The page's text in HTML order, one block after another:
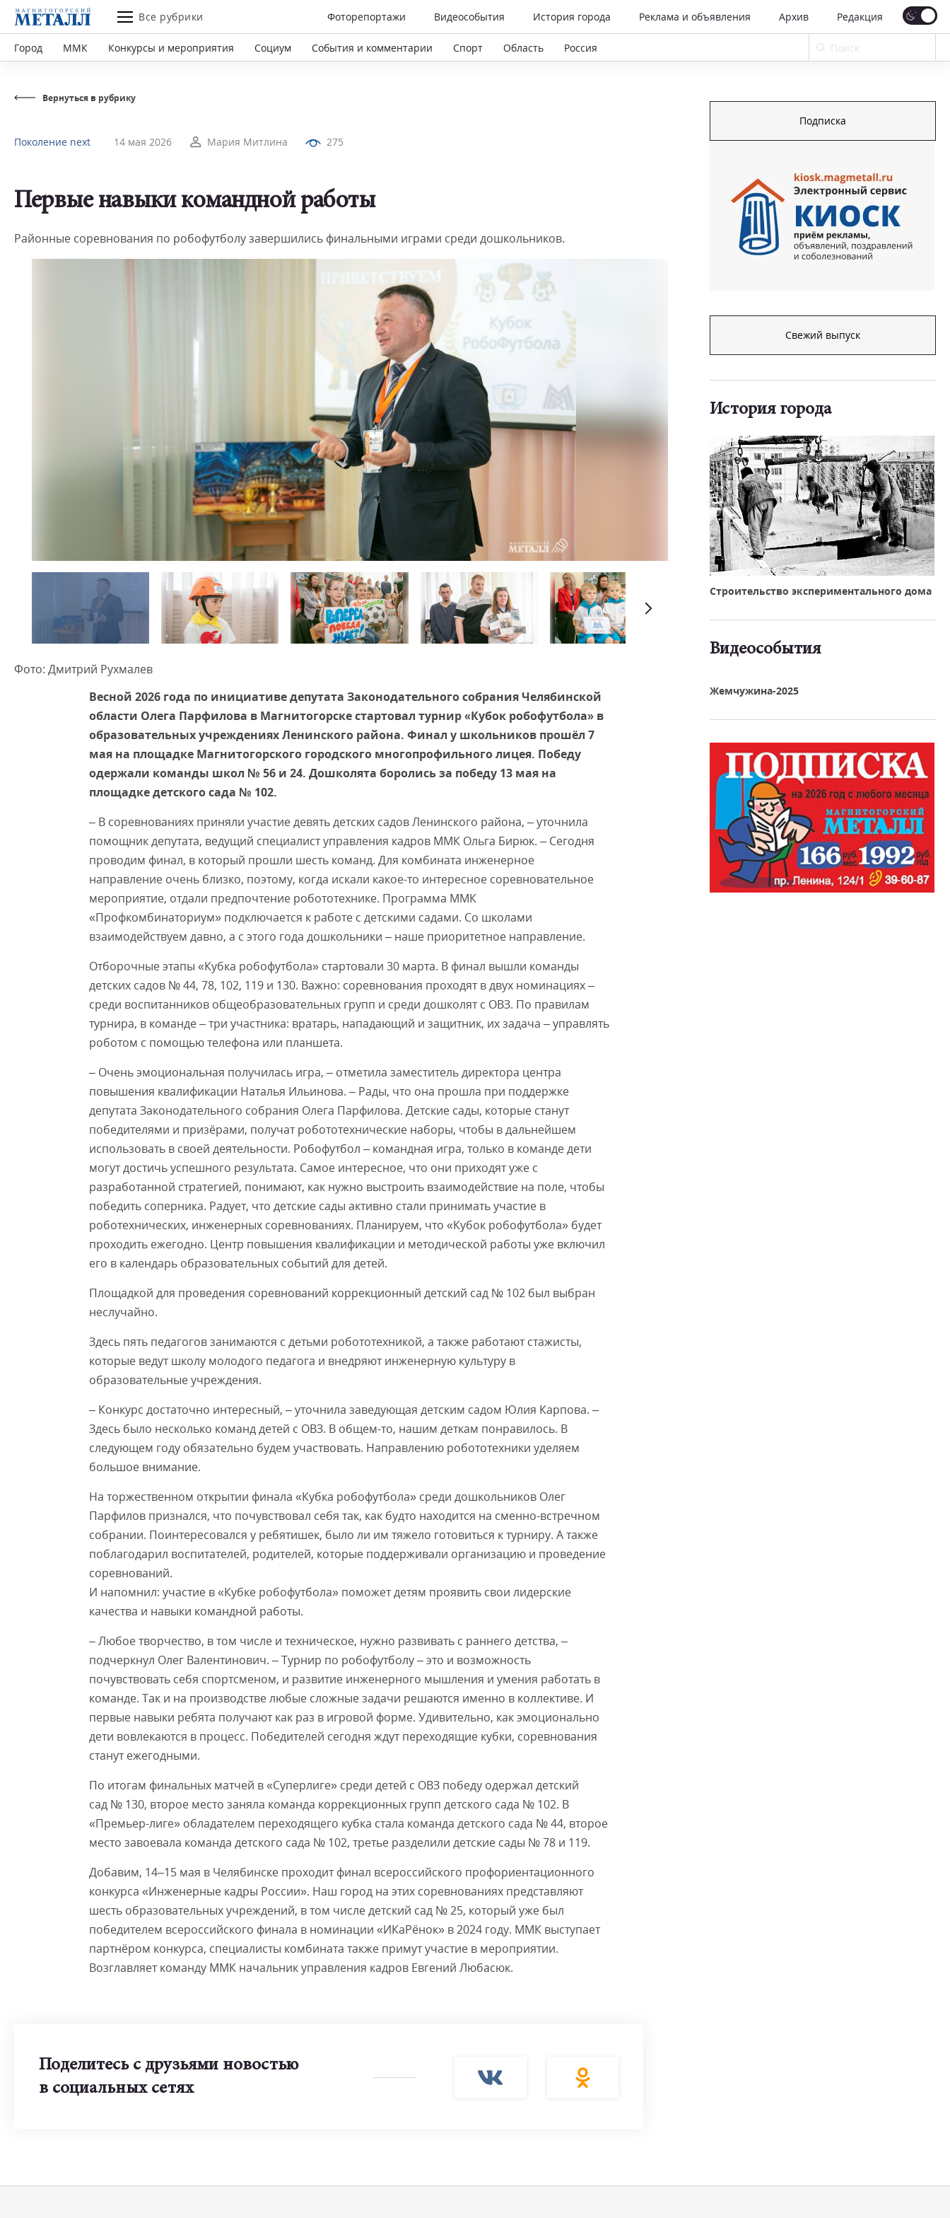
Все рубрики Фоторепортажи Видеособытия История города Реклама и объявления Архив Редакция
Город ММК Конкурсы и мероприятия Социум События и комментарии Спорт Область Россия
Вернуться в рубрику
Поколение next 14 мая 2026 Мария Митлина 275
Первые навыки командной работы
Районные соревнования по робофутболу завершились финальными играми среди дошкольников.
Фото: Дмитрий Рухмалев
Весной 2026 года по инициативе депутата Законодательного собрания Челябинской
области Олега Парфилова в Магнитогорске стартовал турнир «Кубок робофутбола» в
образовательных учреждениях Ленинского района. Финал у школьников прошёл 7
мая на площадке Магнитогорского городского многопрофильного лицея. Победу
одержали команды школ № 56 и 24. Дошколята боролись за победу 13 мая на
площадке детского сада № 102.
– В соревнованиях приняли участие девять детских садов Ленинского района, – уточнила
помощник депутата, ведущий специалист управления кадров ММК Ольга Бирюк. – Сегодня
проводим финал, в который прошли шесть команд. Для комбината инженерное
направление очень близко, поэтому, когда искали какое-то интересное соревновательное
мероприятие, отдали предпочтение робототехнике. Программа ММК
«Профкомбинаториум» подключается к работе с детскими садами. Со школами
взаимодействуем давно, а с этого года дошкольники – наше приоритетное направление.
Отборочные этапы «Кубка робофутбола» стартовали 30 марта. В финал вышли команды
детских садов № 44, 78, 102, 119 и 130. Важно: соревнования проходят в двух номинациях –
среди воспитанников общеобразовательных групп и среди дошколят с ОВЗ. По правилам
турнира, в команде – три участника: вратарь, нападающий и защитник, их задача – управлять
роботом с помощью телефона или планшета.
– Очень эмоциональная получилась игра, – отметила заместитель директора центра
повышения квалификации Наталья Ильинова. – Рады, что она прошла при поддержке
депутата Законодательного собрания Олега Парфилова. Детские сады, которые станут
победителями и призёрами, получат робототехнические наборы, чтобы в дальнейшем
использовать в своей деятельности. Робофутбол – командная игра, только в команде дети
могут достичь успешного результата. Самое интересное, что они приходят уже с
разработанной стратегией, понимают, как нужно выстроить взаимодействие на поле, чтобы
победить соперника. Радует, что детские сады активно стали принимать участие в
роботехнических, инженерных соревнованиях. Планируем, что «Кубок робофутбола» будет
проходить ежегодно. Центр повышения квалификации и методической работы уже включил
его в календарь образовательных событий для детей.
Площадкой для проведения соревнований коррекционный детский сад № 102 был выбран
неслучайно.
Здесь пять педагогов занимаются с детьми робототехникой, а также работают стажисты,
которые ведут школу молодого педагога и внедряют инженерную культуру в
образовательные учреждения.
– Конкурс достаточно интересный, – уточнила заведующая детским садом Юлия Карпова. –
Здесь было несколько команд детей с ОВЗ. В общем-то, нашим деткам понравилось. В
следующем году обязательно будем участвовать. Направлению робототехники уделяем
большое внимание.
На торжественном открытии финала «Кубка робофутбола» среди дошкольников Олег
Парфилов признался, что почувствовал себя так, как будто находится на сменно-встречном
собрании. Поинтересовался у ребятишек, было ли им тяжело готовиться к турниру. А также
поблагодарил воспитателей, родителей, которые поддерживали организацию и проведение
соревнований.
И напомнил: участие в «Кубке робофутбола» поможет детям проявить свои лидерские
качества и навыки командной работы.
– Любое творчество, в том числе и техническое, нужно развивать с раннего детства, –
подчеркнул Олег Валентинович. – Турнир по робофутболу – это и возможность
почувствовать себя спортсменом, и развитие инженерного мышления и умения работать в
команде. Так и на производстве любые сложные задачи решаются именно в коллективе. И
первые навыки ребята получают как раз в игровой форме. Удивительно, как эмоционально
дети вовлекаются в процесс. Победителей сегодня ждут переходящие кубки, соревнования
станут ежегодными.
По итогам финальных матчей в «Суперлиге» среди детей с ОВЗ победу одержал детский
сад № 130, второе место заняла команда коррекционных групп детского сада № 102. В
«Премьер-лиге» обладателем переходящего кубка стала команда детского сада № 44, второе
место завоевала команда детского сада № 102, третье разделили детские сады № 78 и 119.
Добавим, 14–15 мая в Челябинске проходит финал всероссийского профориентационного
конкурса «Инженерные кадры России». Наш город на этих соревнованиях представляют
шесть образовательных учреждений, в том числе детский сад № 25, который уже был
победителем всероссийского финала в номинации «ИКаРёнок» в 2024 году. ММК выступает
партнёром конкурса, специалисты комбината также примут участие в мероприятии.
Возглавляет команду ММК начальник управления кадров Евгений Любасюк.
Поделитесь с друзьями новостью
в социальных сетях
Подписка
Свежий выпуск
История города
Строительство экспериментального дома
Видеособытия
Жемчужина-2025